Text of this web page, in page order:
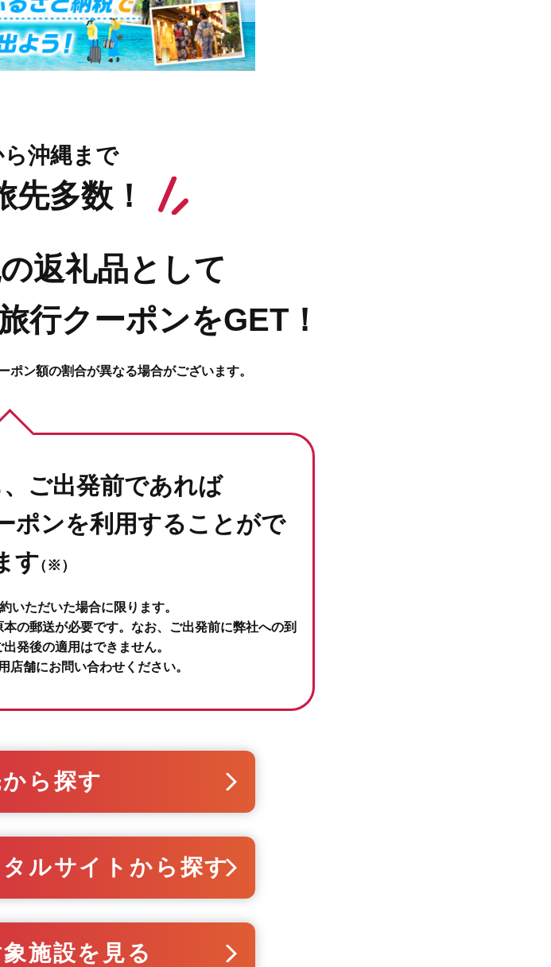
沖縄まで
先多数！
返礼品として
行クーポンをGET！
ン額の割合が異なる場合がございます。
ご出発前であれば
ポンを利用することがで
す（※）
ただいた場合に限ります。
の郵送が必要です。なお、ご出発前に弊社への到
発後の適用はできません。
店舗にお問い合わせください。
ら探す
ルサイトから探す
施設を見る